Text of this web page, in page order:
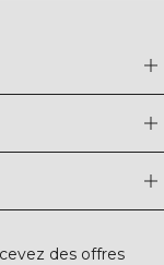
des offres